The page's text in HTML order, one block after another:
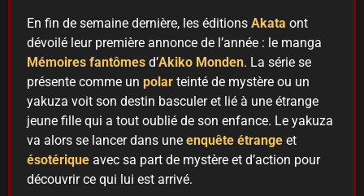
En fin de semaine dernière, les éditions Akata ont
dévoilé leur première annonce de l’année : le manga
Mémoires fantômes d’Akiko Monden. La série se
présente comme un polar teinté de mystère ou un
yakuza voit son destin basculer et lié à une étrange
jeune fille qui a tout oublié de son enfance. Le yakuza
va alors se lancer dans une enquête étrange et
ésotérique avec sa part de mystère et d’action pour
découvrir ce qui lui est arrivé.